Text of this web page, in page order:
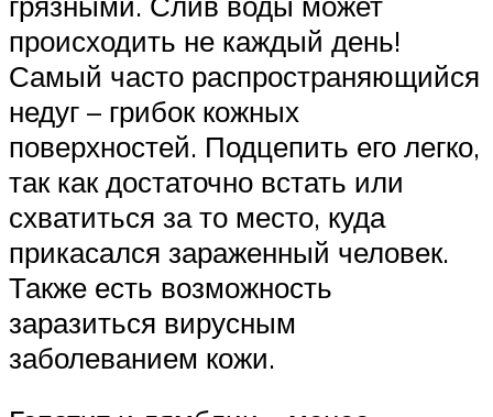
происходить не каждый день!
Самый часто распространяющийся
недуг – грибок кожных
поверхностей. Подцепить его легко,
так как достаточно встать или
схватиться за то место, куда
прикасался зараженный человек.
Также есть возможность
заразиться вирусным
заболеванием кожи.